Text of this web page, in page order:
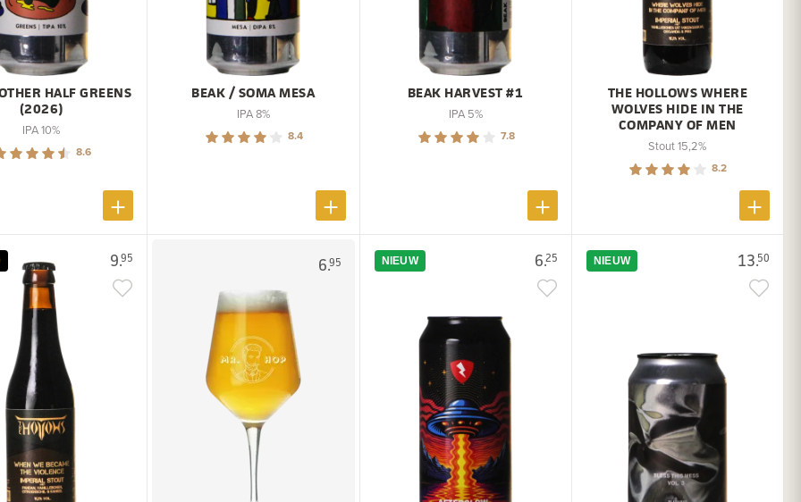
HALF GREENS
(2026)
IPA 10%
8.6
BEAK / SOMA MESA
IPA 8%
8.4
BEAK HARVEST #1
IPA 5%
7.8
THE HOLLOWS WHERE
WOLVES HIDE IN THE
COMPANY OF MEN
Stout 15,2%
8.2
9.95 6.95 6.25
NIEUW 13.50
NIEUW